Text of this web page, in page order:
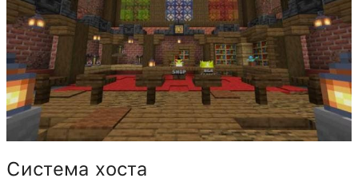
Система хоста